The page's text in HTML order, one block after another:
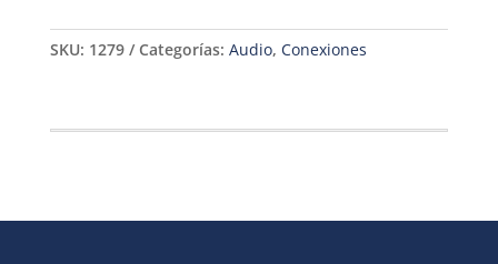
SKU: 1279 Categorías: Audio, Conexiones